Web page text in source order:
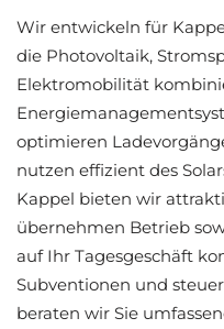
Wir entwickeln für
die Photovoltaik,
Elektromobilität
optimieren
nutzen effizient des
Kappel bieten wir
übernehmen Betrieb
auf Ihr Tagesgeschäft
Subventionen und
beraten wir Sie